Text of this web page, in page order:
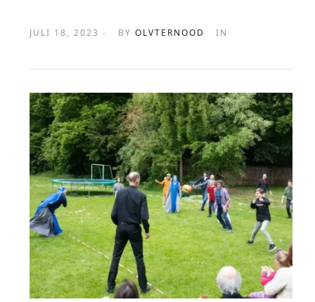
JULI 18, 2023 - BYOLVTERNOOD IN